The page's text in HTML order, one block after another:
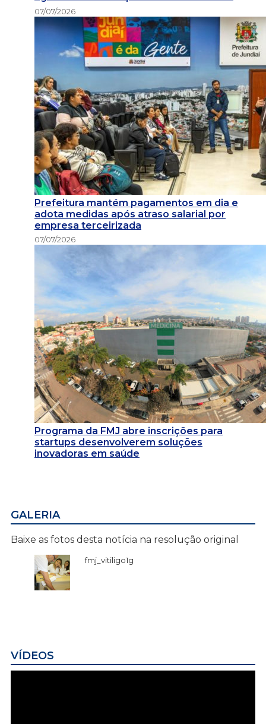
07/07/2026
Prefeitura mantém pagamentos em dia e
adota medidas após atraso salarial por
empresa terceirizada
07/07/2026
Programa da FMJ abre inscrições para
startups desenvolverem soluções
inovadoras em saúde
GALERIA
Baixe as fotos desta notícia na resolução original
fmj_vitiligo1g
VÍDEOS